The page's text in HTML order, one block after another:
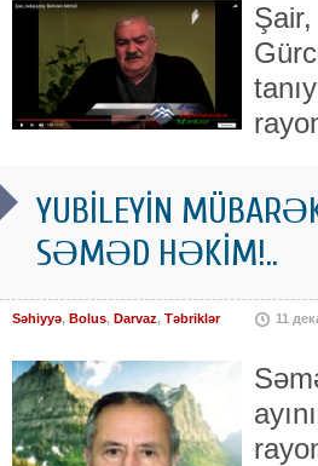
YUBİLEYİN
SƏMƏD HƏKİM!..
Səhiyyə, Bolus, Darvaz, Təbriklər 11